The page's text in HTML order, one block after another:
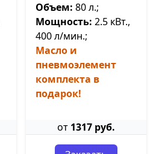
Объем: 80 л.;
Мощность: 2.5 кВт.,
400 л/мин.;
Масло и
пневмоэлемент
комплекта в
подарок!
от 1317 руб.